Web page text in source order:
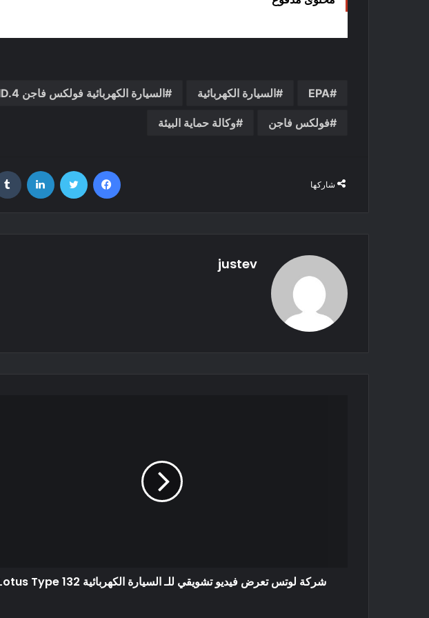
EPA السيارة الكهربائية السيارة الكهربائية فولكس فاجن ID.4
فولكس فاجن وكالة حماية البيئة
شاركها
فيسبوك تويتر لينكدإن
justev
شركة لوتس تعرض فيديو تشويقي للـ السيارة الكهربائية Lotus Type 132